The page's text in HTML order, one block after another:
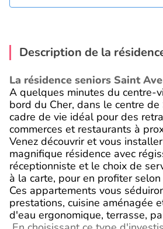
Description de la
La résidence seniors Saint
A quelques minutes du centre-
bord du Cher, dans le centre
cadre de vie idéal pour des
commerces et restaurants à
Venez découvrir et vous
magnifique résidence avec
réceptionniste et le choix de
à la carte, pour en profiter
Ces appartements vous
prestations, cuisine aménagée
d'eau ergonomique, terrasse,